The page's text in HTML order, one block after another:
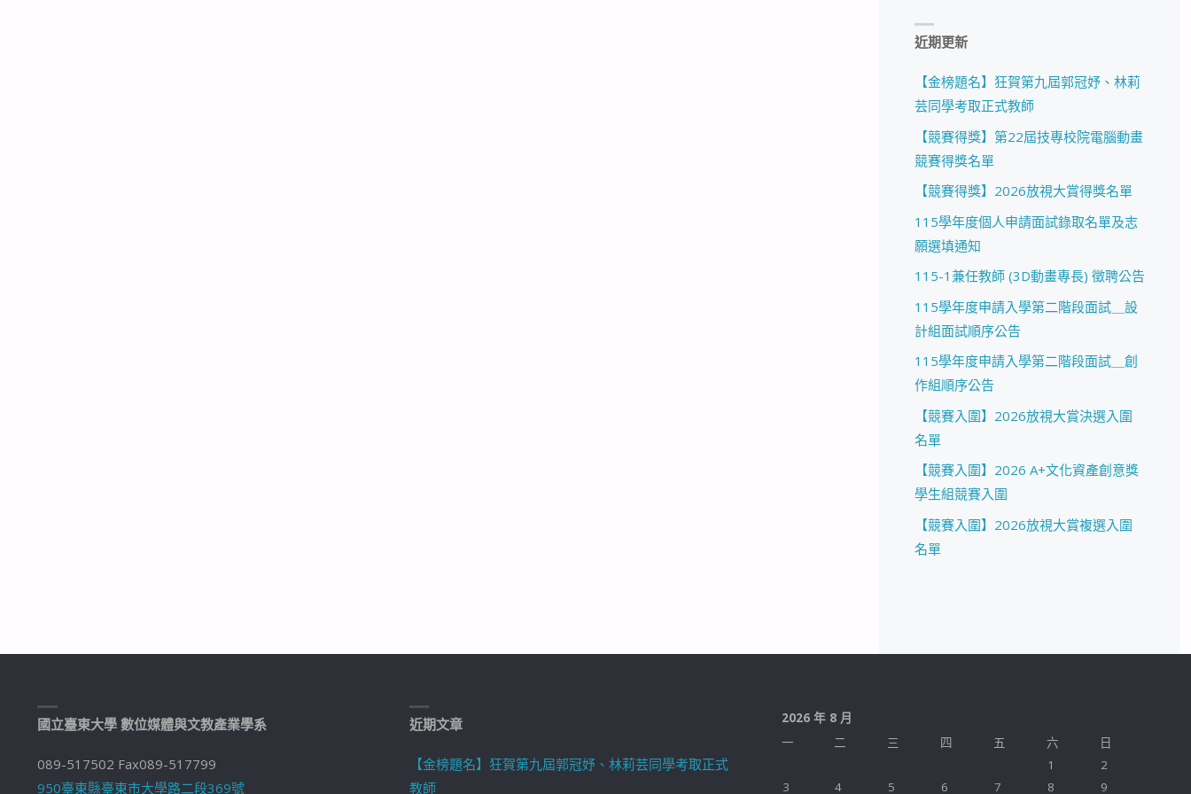
近期更新
【金榜題名】狂賀第九屆郭冠妤、林莉
芸同學考取正式教師
【競賽得獎】第22屆技專校院電腦動畫
競賽得獎名單
【競賽得獎】2026放視大賞得獎名單
115學年度個人申請面試錄取名單及志
願選填通知
115-1兼任教師 (3D動畫專長) 徵聘公告
115學年度申請入學第二階段面試＿設
計組面試順序公告
115學年度申請入學第二階段面試＿創
作組順序公告
【競賽入圍】2026放視大賞決選入圍
名單
【競賽入圍】2026 A+文化資產創意獎
學生組競賽入圍
【競賽入圍】2026放視大賞複選入圍
名單
國立臺東大學 數位媒體與文教產業學系
089-517502 Fax089-517799
950臺東縣臺東市大學路二段369號
近期文章
【金榜題名】狂賀第九屆郭冠妤、林莉芸同學考取正式
教師
2026 年 8 月
一
二 三 四 五 六
日
1
2
3
4 5 6 7 8 9